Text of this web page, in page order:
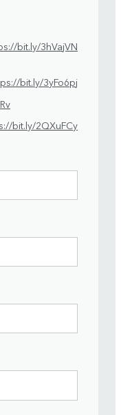
bit.ly/3hVajVN
bit.ly/3yFo6pj
bit.ly/2QXuFCy